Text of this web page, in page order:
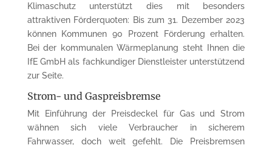
Klimaschutz unterstützt dies mit besonders
attraktiven Förderquoten: Bis zum 31. Dezember 2023
können Kommunen 90 Prozent Förderung erhalten.
Bei der kommunalen Wär­meplanung steht Ihnen die
IfE GmbH als fach­kundiger Dienst­leister unterstützend
zur Seite.
Strom- und Gaspreisbremse
Mit Einführung der Preisdeckel für Gas und Strom
wähnen sich viele Verbraucher in siche­rem
Fahrwasser, doch weit gefehlt. Die Preis­brem­sen